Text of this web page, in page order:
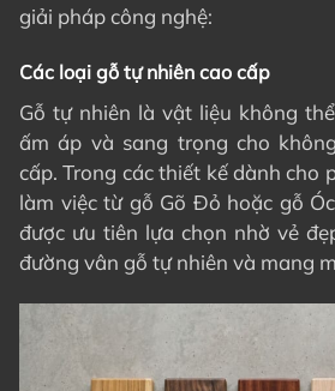
giải pháp công nghệ:
Các loại gỗ tự nhiên cao cấp
Gỗ tự nhiên là vật liệu không
ấm áp và sang trọng cho
cấp. Trong các thiết kế dành cho
làm việc từ gỗ Gõ Đỏ hoặc gỗ
được ưu tiên lựa chọn nhờ vẻ
đường vân gỗ tự nhiên và mang